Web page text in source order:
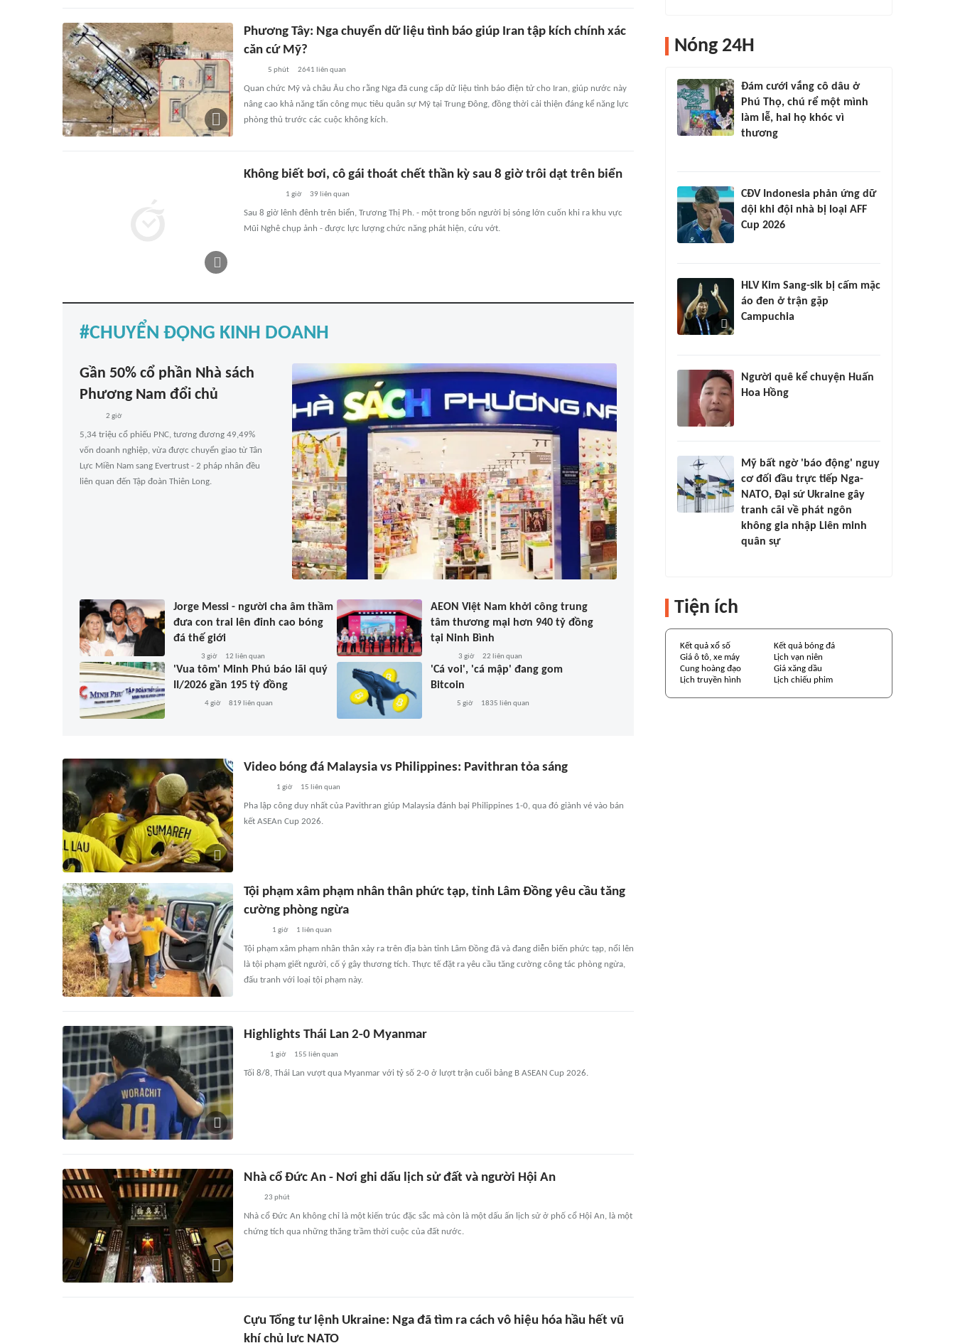
Phương Tây: Nga chuyển dữ liệu tình báo giúp Iran tập kích chính xác
căn cứ Mỹ?
5 phút 2641 liên quan
Quan chức Mỹ và châu Âu cho rằng Nga đã cung cấp dữ liệu tình báo điện tử cho Iran, giúp nước này
nâng cao khả năng tấn công mục tiêu quân sự Mỹ tại Trung Đông, đồng thời cải thiện đáng kể năng lực
phòng thủ trước các cuộc không kích.
Không biết bơi, cô gái thoát chết thần kỳ sau 8 giờ trôi dạt trên biển
1 giờ 39 liên quan
Sau 8 giờ lênh đênh trên biển, Trương Thị Ph. - một trong bốn người bị sóng lớn cuốn khi ra khu vực
Mũi Nghê chụp ảnh - được lực lượng chức năng phát hiện, cứu vớt.
CHUYỂN ĐỘNG KINH DOANH
Gần 50% cổ phần Nhà sách
Phương Nam đổi chủ
2 giờ
5,34 triệu cổ phiếu PNC, tương đương 49,49%
vốn doanh nghiệp, vừa được chuyển giao từ Tân
Lực Miền Nam sang Evertrust - 2 pháp nhân đều
liên quan đến Tập đoàn Thiên Long.
Jorge Messi - người cha âm thầm
đưa con trai lên đỉnh cao bóng
đá thế giới
3 giờ 12 liên quan
AEON Việt Nam khởi công trung
tâm thương mại hơn 940 tỷ đồng
tại Ninh Bình
3 giờ 22 liên quan
'Vua tôm' Minh Phú báo lãi quý
II/2026 gần 195 tỷ đồng
4 giờ 819 liên quan
'Cá voi', 'cá mập' đang gom
Bitcoin
5 giờ 1835 liên quan
Video bóng đá Malaysia vs Philippines: Pavithran tỏa sáng
1 giờ 15 liên quan
Pha lập công duy nhất của Pavithran giúp Malaysia đánh bại Philippines 1-0, qua đó giành vé vào bán
kết ASEAn Cup 2026.
Tội phạm xâm phạm nhân thân phức tạp, tỉnh Lâm Đồng yêu cầu tăng
cường phòng ngừa
1 giờ 1 liên quan
Tội phạm xâm phạm nhân thân xảy ra trên địa bàn tỉnh Lâm Đồng đã và đang diễn biến phức tạp, nổi lên
là tội phạm giết người, cố ý gây thương tích. Thực tế đặt ra yêu cầu tăng cường công tác phòng ngừa,
đấu tranh với loại tội phạm này.
Highlights Thái Lan 2-0 Myanmar
1 giờ 155 liên quan
Tối 8/8, Thái Lan vượt qua Myanmar với tỷ số 2-0 ở lượt trận cuối bảng B ASEAN Cup 2026.
Nhà cổ Đức An - Nơi ghi dấu lịch sử đất và người Hội An
23 phút
Nhà cổ Đức An không chỉ là một kiến trúc đặc sắc mà còn là một dấu ấn lịch sử ở phố cổ Hội An, là một
chứng tích qua những thăng trầm thời cuộc của đất nước.
Cựu Tổng tư lệnh Ukraine: Nga đã tìm ra cách vô hiệu hóa hầu hết vũ
khí chủ lực NATO
Nóng 24H
Đám cưới vắng cô dâu ở
Phú Thọ, chú rể một mình
làm lễ, hai họ khóc vì
thương
CĐV Indonesia phản ứng dữ
dội khi đội nhà bị loại AFF
Cup 2026
HLV Kim Sang-sik bị cấm mặc
áo đen ở trận gặp
Campuchia
Người quê kể chuyện Huấn
Hoa Hồng
Mỹ bất ngờ 'báo động' nguy
cơ đối đầu trực tiếp Nga-
NATO, Đại sứ Ukraine gây
tranh cãi về phát ngôn
không gia nhập Liên minh
quân sự
Tiện ích
Kết quả xổ số
Kết quả bóng đá
Giá ô tô, xe máy
Lịch vạn niên
Cung hoàng đạo
Giá xăng dầu
Lịch truyền hình
Lịch chiếu phim